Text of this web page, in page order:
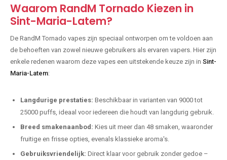
Waarom RandM Tornado Kiezen in
Sint-Maria-Latem?
De RandM Tornado vapes zijn speciaal ontworpen om te voldoen aan
de behoeften van zowel nieuwe gebruikers als ervaren vapers. Hier zijn
enkele redenen waarom deze vapes een uitstekende keuze zijn in Sint-
Maria-Latem:
Langdurige prestaties: Beschikbaar in varianten van 9000 tot
25000 puffs, ideaal voor iedereen die houdt van langdurig gebruik.
Breed smakenaanbod: Kies uit meer dan 48 smaken, waaronder
fruitige en frisse opties, evenals klassieke aroma's.
Gebruiksvriendelijk: Direct klaar voor gebruik zonder gedoe –